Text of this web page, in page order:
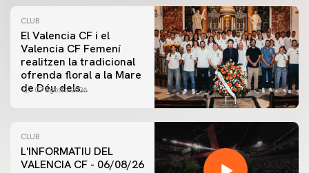
CLUB
El Valencia CF i el
Valencia CF Femení
realitzen la tradicional
ofrenda floral a la Mare
de Déu dels
07 agosto 2026
CLUB
L'INFORMATIU DEL
VALENCIA CF - 06/08/26